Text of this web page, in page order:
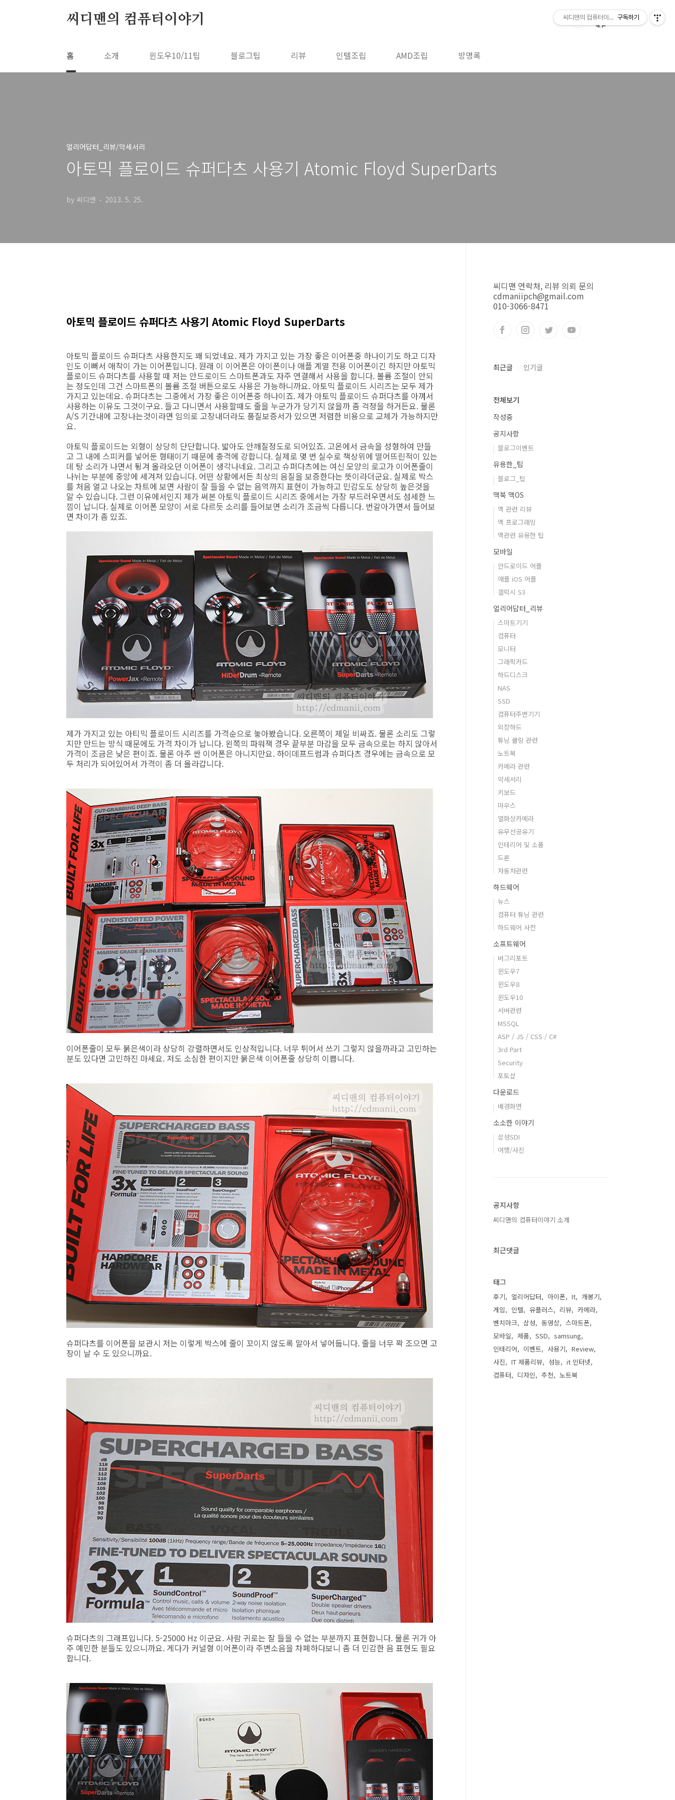
씨디맨의 컴퓨터이야기
홈 소개 윈도우10/11팁 블로그팁 리뷰 인텔조립 AMD조립 방명록
얼리어답터_리뷰/악세서리
아토믹 플로이드 슈퍼다츠 사용기 Atomic Floyd SuperDarts
by 씨디맨 2013. 5. 25.
아토믹 플로이드 슈퍼다츠 사용기 Atomic Floyd SuperDarts
아토믹 플로이드 슈퍼다츠 사용한지도 꽤 되었네요. 제가 가지고 있는 가장 좋은 이어폰중 하나이기도 하고 디자
인도 이뻐서 애착이 가는 이어폰입니다. 원래 이 이어폰은 아이폰이나 애플 계열 전용 이어폰이긴 하지만 아토믹
플로이드 슈퍼다츠를 사용할 때 저는 안드로이드 스마트폰과도 자주 연결해서 사용을 합니다. 볼륨 조절이 안되
는 정도인데 그건 스마트폰의 볼륨 조절 버튼으로도 사용은 가능하니까요. 아토믹 플로이드 시리즈는 모두 제가
가지고 있는데요. 슈퍼다츠는 그중에서 가장 좋은 이어폰중 하나이죠. 제가 아토믹 플로이드 슈퍼다츠를 아껴서
사용하는 이유도 그것이구요. 들고 다니면서 사용할때도 줄을 누군가가 당기지 않을까 좀 걱정을 하거든요. 물론
A/S 기간내에 고장나는것이라면 임의로 고장내더라도 품질보증서가 있으면 저렴한 비용으로 교체가 가능하지만
요.
아토믹 플로이드는 외형이 상당히 단단합니다. 밟아도 안깨질정도로 되어있죠. 고온에서 금속을 성형하여 만들
고 그 내에 스피커를 넣어둔 형태이기 때문에 충격에 강합니다. 실제로 몇 번 실수로 책상위에 떨어뜨린적이 있는
데 탕 소리가 나면서 튕겨 올라오던 이어폰이 생각나네요. 그리고 슈퍼다츠에는 여신 모양의 로고가 이어폰줄이
나뉘는 부분에 중앙에 세겨져 있습니다. 어떤 상황에서든 최상의 음질을 보증한다는 뜻이라더군요. 실제로 박스
를 처음 열고 나오는 차트에 보면 사람이 잘 들을 수 없는 음역까지 표현이 가능하고 민감도도 상당히 높은것을
알 수 있습니다. 그런 이유에서인지 제가 써본 아토믹 플로이드 시리즈 중에서는 가장 부드러우면서도 섬세한 느
낌이 납니다. 실제로 이어폰 모양이 서로 다르듯 소리를 들어보면 소리가 조금씩 다릅니다. 번갈아가면서 들어보
면 차이가 좀 있죠.
제가 가지고 있는 아티믹 플로이드 시리즈를 가격순으로 놓아봤습니다. 오른쪽이 제일 비싸죠. 물론 소리도 그렇
지만 만드는 방식 때문에도 가격 차이가 납니다. 왼쪽의 파워잭 경우 끝부분 마감을 모두 금속으로는 하지 않아서
가격이 조금은 낮은 편이죠. 물론 아주 싼 이어폰은 아니지만요. 하이데프드럼과 슈퍼다츠 경우에는 금속으로 모
두 처리가 되어있어서 가격이 좀 더 올라갑니다.
이어폰줄이 모두 붉은색이라 상당히 강렬하면서도 인상적입니다. 너무 튀어서 쓰기 그렇지 않을까라고 고민하는
분도 있다면 고민하진 마세요. 저도 소심한 편이지만 붉은색 이어폰줄 상당히 이쁩니다.
슈퍼다츠를 이어폰을 보관시 저는 이렇게 박스에 줄이 꼬이지 않도록 말아서 넣어둡니다. 줄을 너무 꽉 조으면 고
장이 날 수 도 있으니까요.
슈퍼다츠의 그래프입니다. 5-25000 Hz 이군요. 사람 귀로는 잘 들을 수 없는 부분까지 표현합니다. 물론 귀가 아
주 예민한 분들도 있으니까요. 게다가 커널형 이어폰이라 주변소음을 차폐하다보니 좀 더 민감한 음 표현도 필요
합니다.
씨디맨 연락처, 리뷰 의뢰 문의
cdmaniipch@gmail.com
010-3066-8471
최근글 인기글
전체보기
작성중
공지사항
블로그이벤트
유용한_팁
블로그_팁
맥북 맥OS
맥 관련 리뷰
맥 프로그래밍
맥관련 유용한 팁
모바일
안드로이드 어플
애플 iOS 어플
갤럭시 S3
얼리어답터_리뷰
스마트기기
컴퓨터
모니터
그래픽카드
하드디스크
NAS
SSD
컴퓨터주변기기
외장하드
튜닝 쿨링 관련
노트북
카메라 관련
악세서리
키보드
마우스
열화상카메라
유무선공유기
인테리어 및 소품
드론
자동차관련
하드웨어
뉴스
컴퓨터 튜닝 관련
하드웨어 사전
소프트웨어
버그리포트
윈도우7
윈도우8
윈도우10
서버관련
MSSQL
ASP / JS / CSS / C#
3rd Part
Security
포토샵
다운로드
배경화면
소소한 이야기
삼성SDI
여행/사진
공지사항
씨디맨의 컴퓨터이야기 소개
최근댓글
태그
후기 얼리어답터 아이폰 It
개봉기
게임
인텔 유플러스 리뷰
카메라
벤치마크
삼성 동영상
스마트폰
모바일
제품 SSD
samsung
인테리어
이벤트 사용기
Review
사진
IT 제품리뷰 성능
it 인터넷
컴퓨터
디자인 추천 노트북
씨디맨의 컴퓨터이야기구독하기